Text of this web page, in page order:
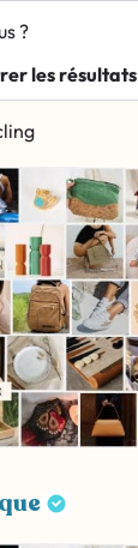
?
les résultats